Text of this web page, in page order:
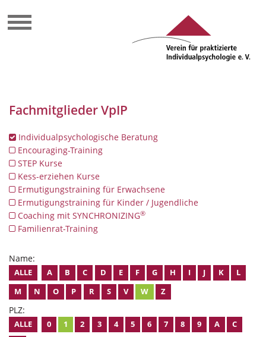
Fachmitglieder VpIP
Individualpsychologische Beratung
Encouraging-Training
STEP Kurse
Kess-erziehen Kurse
Ermutigungstraining für Erwachsene
Ermutigungstraining für Kinder / Jugendliche
Coaching mit SYNCHRONIZING®
Familienrat-Training
Name:
ALLE A B C D E F G H I J K
L
M
N O P R S V W Z
PLZ:
ALLE 0 1 2 3 4 5 6 7 8 9 A
C